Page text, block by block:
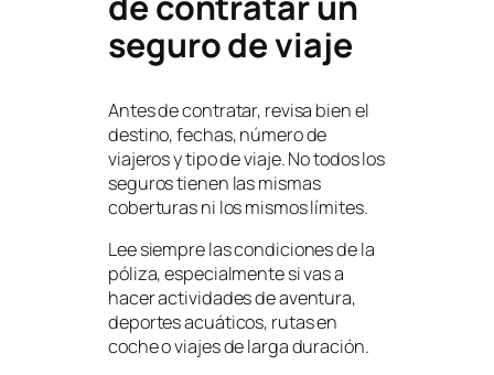
seguro de viaje
Antes de contratar, revisa bien el
destino, fechas, número de
viajeros y tipo de viaje. No todos los
seguros tienen las mismas
coberturas ni los mismos límites.
Lee siempre las condiciones de la
póliza, especialmente si vas a
hacer actividades de aventura,
deportes acuáticos, rutas en
coche o viajes de larga duración.